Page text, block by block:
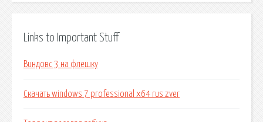
Links to Important Stuff
Виндовс 3 на флешку
Скачать windows 7 professional x64 rus zver